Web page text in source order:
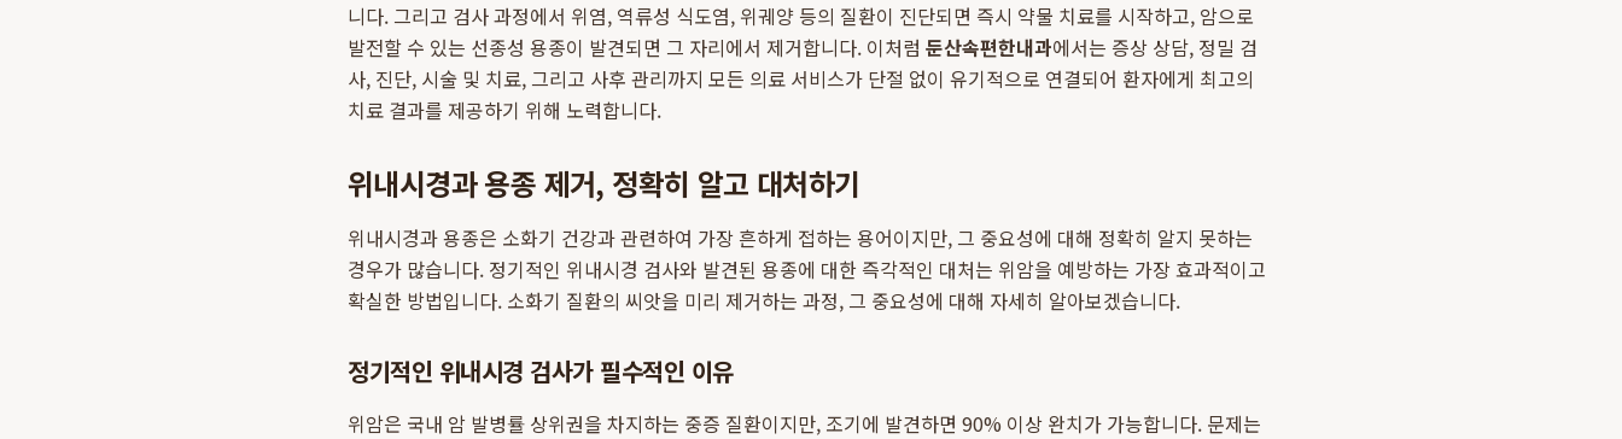
니다. 그리고 검사 과정에서 위염, 역류성 식도염, 위궤양 등의 질환이 진단되면 즉시 약물 치료를 시작하고, 암으로
발전할 수 있는 선종성 용종이 발견되면 그 자리에서 제거합니다. 이처럼 둔산속편한내과에서는 증상 상담, 정밀 검
사, 진단, 시술 및 치료, 그리고 사후 관리까지 모든 의료 서비스가 단절 없이 유기적으로 연결되어 환자에게 최고의
치료 결과를 제공하기 위해 노력합니다.
위내시경과 용종 제거, 정확히 알고 대처하기
위내시경과 용종은 소화기 건강과 관련하여 가장 흔하게 접하는 용어이지만, 그 중요성에 대해 정확히 알지 못하는
경우가 많습니다. 정기적인 위내시경 검사와 발견된 용종에 대한 즉각적인 대처는 위암을 예방하는 가장 효과적이고
확실한 방법입니다. 소화기 질환의 씨앗을 미리 제거하는 과정, 그 중요성에 대해 자세히 알아보겠습니다.
정기적인 위내시경 검사가 필수적인 이유
위암은 국내 암 발병률 상위권을 차지하는 중증 질환이지만, 조기에 발견하면 90% 이상 완치가 가능합니다. 문제는